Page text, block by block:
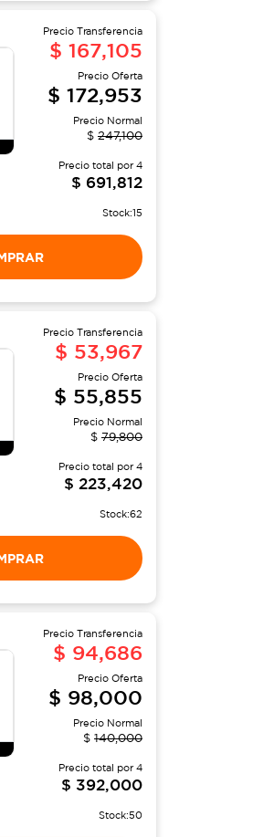
Precio Transferencia
$ 167,105
Precio Oferta
$ 172,953
Precio Normal
$ 247,100
Precio total por4
$ 691,812
Stock:15
Precio Transferencia
$ 53,967
Precio Oferta
$ 55,855
Precio Normal
$ 79,800
Precio total por4
$ 223,420
Stock:62
Precio Transferencia
$ 94,686
Precio Oferta
$ 98,000
Precio Normal
$ 140,000
Precio total por4
$ 392,000
Stock:50